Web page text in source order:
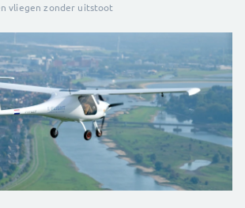
vliegen zonder uitstoot